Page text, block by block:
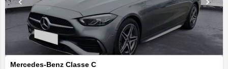
Mercedes-Benz Classe C